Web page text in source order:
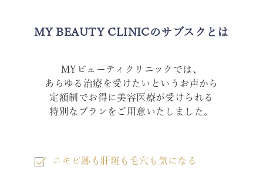
MY BEAUTY CLINICのサブスクとは
MYビューティクリニックでは、
あらゆる治療を受けたいというお声から
定額制でお得に美容医療が受けられる
特別なプランをご用意いたしました。
ニキビ跡も肝斑も毛穴も気になる